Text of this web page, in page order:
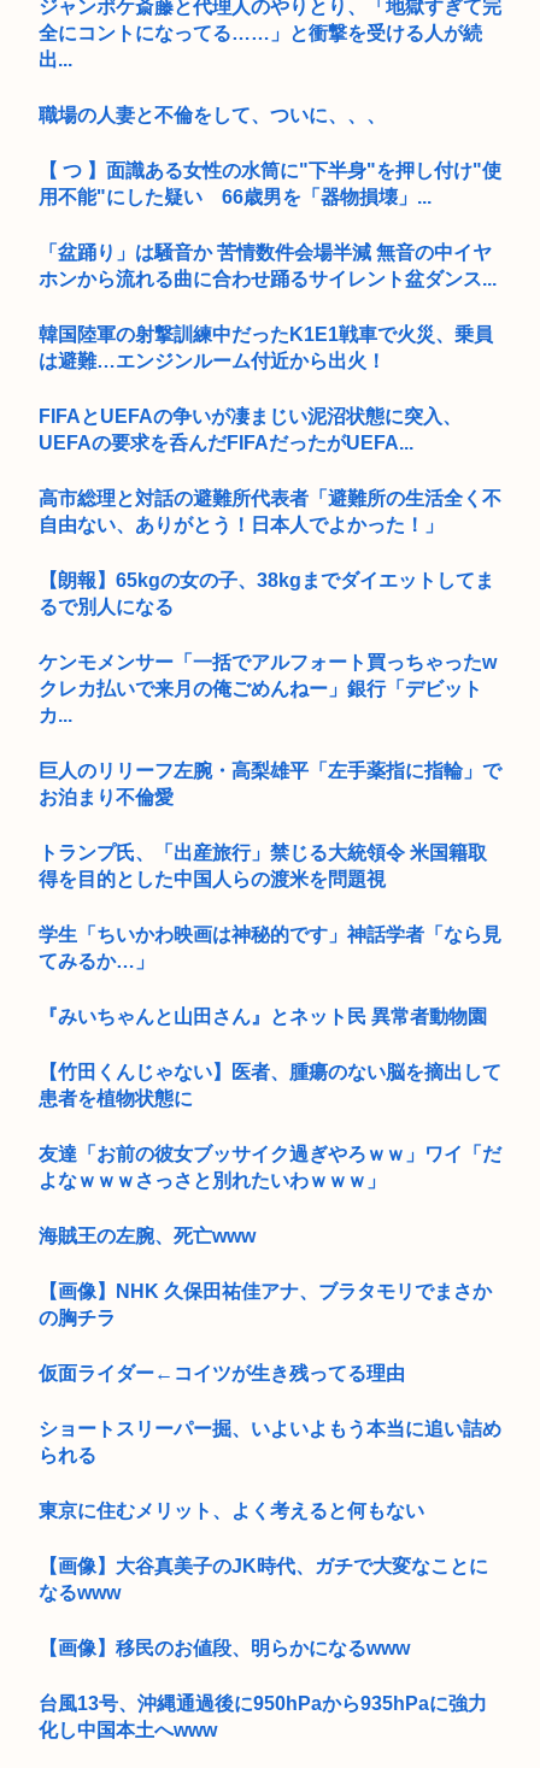
ジャンポケ斎藤と代理人のやりとり、「地獄すぎて完
全にコントになってる……」と衝撃を受ける人が続
出...
職場の人妻と不倫をして、ついに、、、
【 つ 】面識ある女性の水筒に"下半身"を押し付け"使
用不能"にした疑い 66歳男を「器物損壊」...
「盆踊り」は騒音か 苦情数件会場半減 無音の中イヤ
ホンから流れる曲に合わせ踊るサイレント盆ダンス...
韓国陸軍の射撃訓練中だったK1E1戦車で火災、乗員
は避難…エンジンルーム付近から出火！
FIFAとUEFAの争いが凄まじい泥沼状態に突入、
UEFAの要求を呑んだFIFAだったがUEFA...
高市総理と対話の避難所代表者「避難所の生活全く不
自由ない、ありがとう！日本人でよかった！」
【朗報】65kgの女の子、38kgまでダイエットしてま
るで別人になる
ケンモメンサー「一括でアルフォート買っちゃったw
クレカ払いで来月の俺ごめんねー」銀行「デビット
カ...
巨人のリリーフ左腕・高梨雄平「左手薬指に指輪」で
お泊まり不倫愛
トランプ氏、「出産旅行」禁じる大統領令 米国籍取
得を目的とした中国人らの渡米を問題視
学生「ちいかわ映画は神秘的です」神話学者「なら見
てみるか…」
『みいちゃんと山田さん』とネット民 異常者動物園
【竹田くんじゃない】医者、腫瘍のない脳を摘出して
患者を植物状態に
友達「お前の彼女ブッサイク過ぎやろｗｗ」ワイ「だ
よなｗｗｗさっさと別れたいわｗｗｗ」
海賊王の左腕、死亡www
【画像】NHK 久保田祐佳アナ、ブラタモリでまさか
の胸チラ
仮面ライダー←コイツが生き残ってる理由
ショートスリーパー掘、いよいよもう本当に追い詰め
られる
東京に住むメリット、よく考えると何もない
【画像】大谷真美子のJK時代、ガチで大変なことに
なるwww
【画像】移民のお値段、明らかになるwww
台風13号、沖縄通過後に950hPaから935hPaに強力
化し中国本土へwww